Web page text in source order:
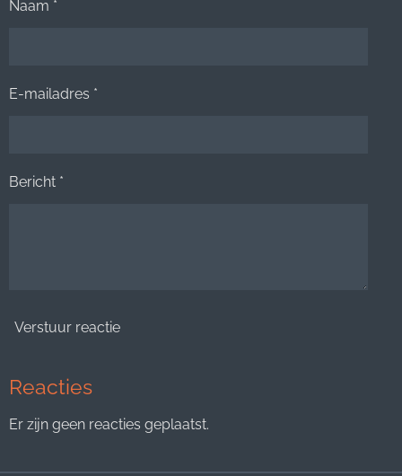
Naam *
E-mailadres *
Bericht *
Verstuur reactie
Reacties
Er zijn geen reacties geplaatst.